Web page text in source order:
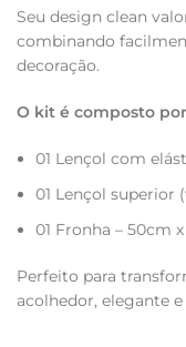
Seu design clean
combinando
decoração.
O kit é composto
01 Lençol com
01 Lençol superior
01 Fronha – 50cm
Perfeito para
acolhedor, elegante